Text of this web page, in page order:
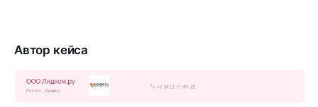
Автор кейса